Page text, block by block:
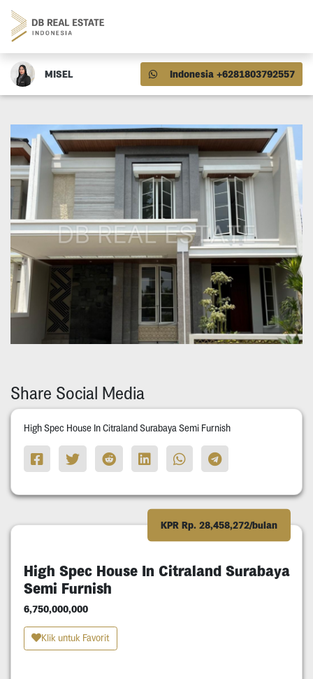
MISEL Indonesia +6281803792557
Share Social Media
High Spec House In Citraland Surabaya Semi Furnish
KPR Rp. 28,458,272/bulan
High Spec House In Citraland Surabaya
Semi Furnish
6,750,000,000
Klik untuk Favorit